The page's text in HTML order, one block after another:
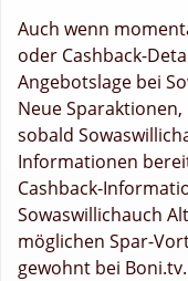
Auch wenn
oder Cashback-
Angebotslage bei
Neue
sobald
Informationen
Cashback-
Sowaswillichauch
möglichen Spar-
gewohnt bei Boni.tv.